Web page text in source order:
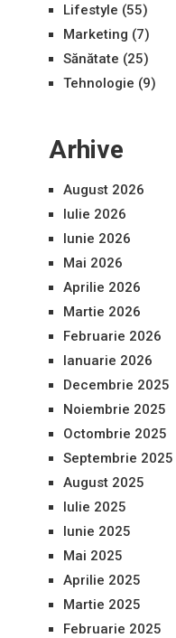
Lifestyle (55)
Marketing (7)
Sănătate (25)
Tehnologie (9)
Arhive
August 2026
Iulie 2026
Iunie 2026
Mai 2026
Aprilie 2026
Martie 2026
Februarie 2026
Ianuarie 2026
Decembrie 2025
Noiembrie 2025
Octombrie 2025
Septembrie 2025
August 2025
Iulie 2025
Iunie 2025
Mai 2025
Aprilie 2025
Martie 2025
Februarie 2025